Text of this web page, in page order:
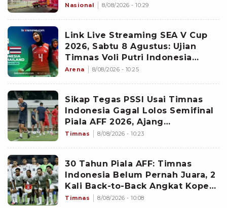
Nasional 8/08/2026 - 10:29
Link Live Streaming SEA V Cup
2026, Sabtu 8 Agustus: Ujian
Timnas Voli Putri Indonesia
Untuk Lanjutkan Kemenangan
Arena 8/08/2026 - 10:25
Sikap Tegas PSSI Usai Timnas
Indonesia Gagal Lolos Semifinal
Piala AFF 2026, Ajang
Selanjutnya Jadi Pembuktian
Timnas 8/08/2026 - 10:23
30 Tahun Piala AFF: Timnas
Indonesia Belum Pernah Juara, 2
Kali Back-to-Back Angkat Koper
di Fase Grup
Timnas 8/08/2026 - 10:08